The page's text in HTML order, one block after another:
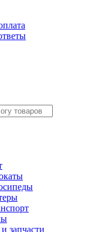
запчасти